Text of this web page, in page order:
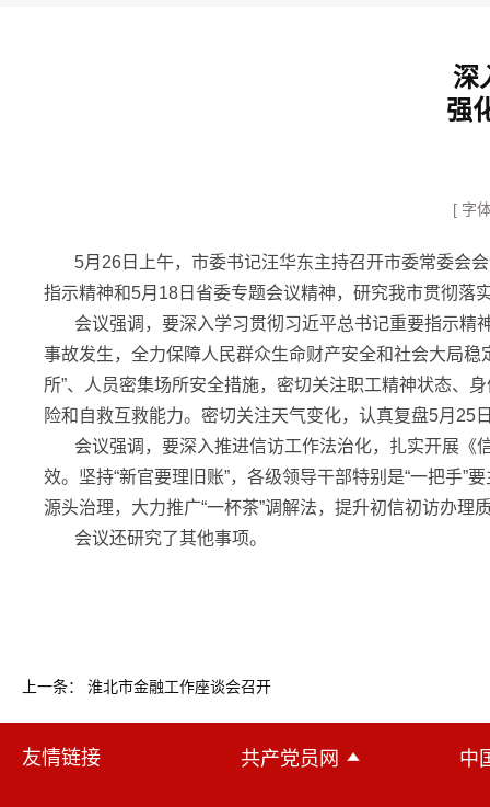
深
强
[ 字
5月26日上午，市委书记汪华东主持召开市委常委会
指示精神和5月18日省委专题会议精神，研究我市贯彻落
会议强调，要深入学习贯彻习近平总书记重要指示精
事故发生，全力保障人民群众生命财产安全和社会大局
所”、人员密集场所安全措施，密切关注职工精神状态、
险和自救互救能力。密切关注天气变化，认真复盘5月
会议强调，要深入推进信访工作法治化，扎实开展《
效。坚持“新官要理旧账”，各级领导干部特别是“一把手
源头治理，大力推广“一杯茶”调解法，提升初信初访办
会议还研究了其他事项。
上一条： 淮北市金融工作座谈会召开
友情链接 共产党员网 中